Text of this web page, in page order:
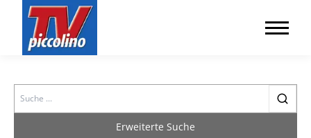
Search
Erweiterte Suche